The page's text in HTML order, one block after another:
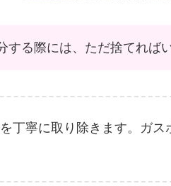
する際には、ただ捨てれば
丁寧に取り除きます。ガ